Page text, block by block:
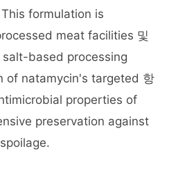
formulation is
meat facilities 및
based processing
of natamycin's targeted 항
properties of
preservation against